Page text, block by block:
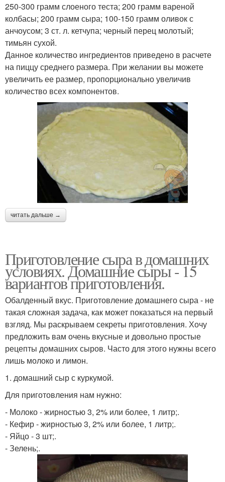
250-300 грамм слоеного теста; 200 грамм вареной
колбасы; 200 грамм сыра; 100-150 грамм оливок с
анчоусом; 3 ст. л. кетчупа; черный перец молотый;
тимьян сухой.
Данное количество ингредиентов приведено в расчете
на пиццу среднего размера. При желании вы можете
увеличить ее размер, пропорционально увеличив
количество всех компонентов.
читать дальше →
Приготовление сыра в домашних
условиях. Домашние сыры - 15
вариантов приготовления.
Обалденный вкус. Приготовление домашнего сыра - не
такая сложная задача, как может показаться на первый
взгляд. Мы раскрываем секреты приготовления. Хочу
предложить вам очень вкусные и довольно простые
рецепты домашних сыров. Часто для этого нужны всего
лишь молоко и лимон.
1. домашний сыр с куркумой.
Для приготовления нам нужно:
- Молоко - жирностью 3, 2% или более, 1 литр;.
- Кефир - жирностью 3, 2% или более, 1 литр;.
- Яйцо - 3 шт;.
- Зелень;.